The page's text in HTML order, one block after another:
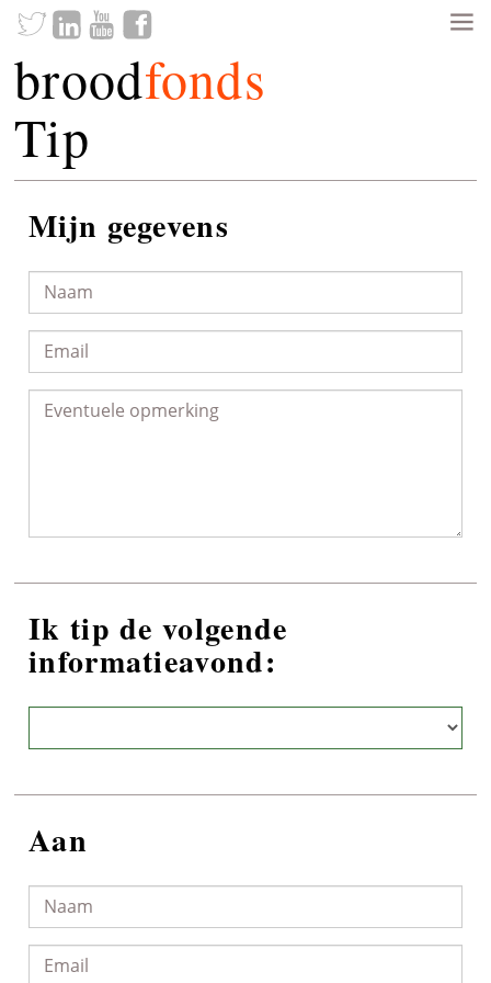
broodfonds
Tip
Mijn gegevens
Ik tip de volgende
informatieavond:
Aan